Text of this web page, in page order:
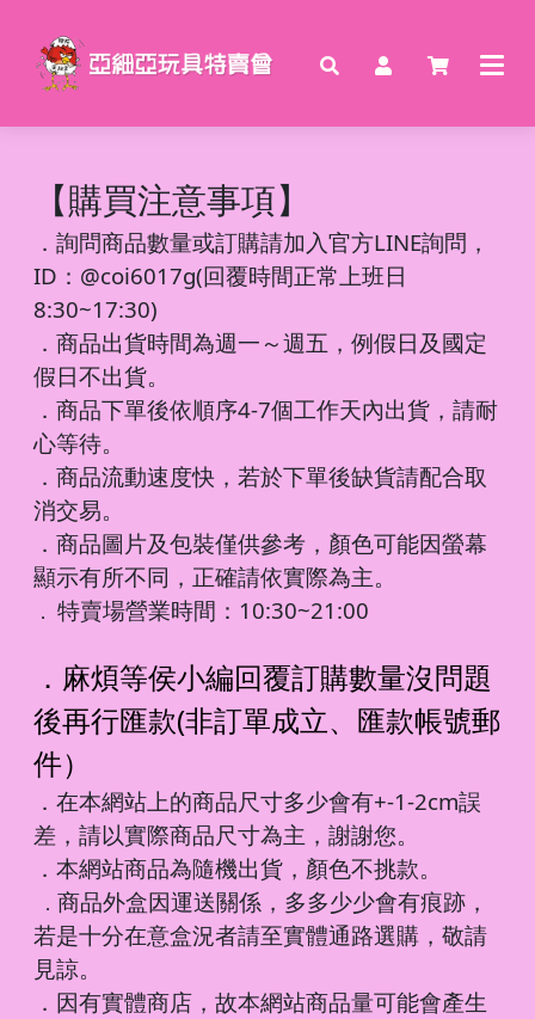
【購買注意事項】
． 詢問商品數量或訂購請加入官方LINE詢問，
ID：@coi6017g(回覆時間正常上班日
8:30~17:30)
．商品出貨時間為週一～週五，例假日及國定
假日不出貨。
．商品下單後依順序4-7個工作天內出貨，請耐
心等待。
．商品流動速度快，若於下單後缺貨請配合取
消交易。
．商品圖片及包裝僅供參考，顏色可能因螢幕
顯示有所不同，正確請依實際為主。
． 特賣場營業時間：10:30~21:00
．麻煩等侯小編回覆訂購數量沒問題
後再行匯款(非訂單成立、匯款帳號郵
件）
．在本網站上的商品尺寸多少會有+-1-2cm誤
差，請以實際商品尺寸為主，謝謝您。
．本網站商品為隨機出貨，顏色不挑款。
． 商品外盒因運送關係，多多少少會有痕跡，
若是十分在意盒況者請至實體通路選購，敬請
見諒。
．因有實體商店，故本網站商品量可能會產生